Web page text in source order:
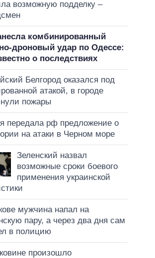
возможную подделку –
комбинированный
дроновый удар по Одессе:
о последствиях
Белгород оказался под
атакой, в городе
пожары
передала рф предложение о
на атаки в Черном море
Зеленский назвал
возможные сроки боевого
применения украинской
мужчина напал на
пару, а через два дня сам
в полицию
произошло